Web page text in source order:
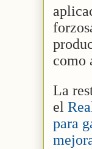
como
La
el
para